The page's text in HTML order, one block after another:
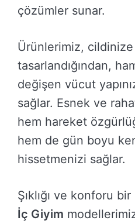
çözümler sunar.
Ürünlerimiz,
tasarlandığından,
değişen vücut
sağlar. Esnek ve
hem hareket
hem de gün boyu
hissetmenizi sağlar.
Şıklığı ve konforu
İç Giyim